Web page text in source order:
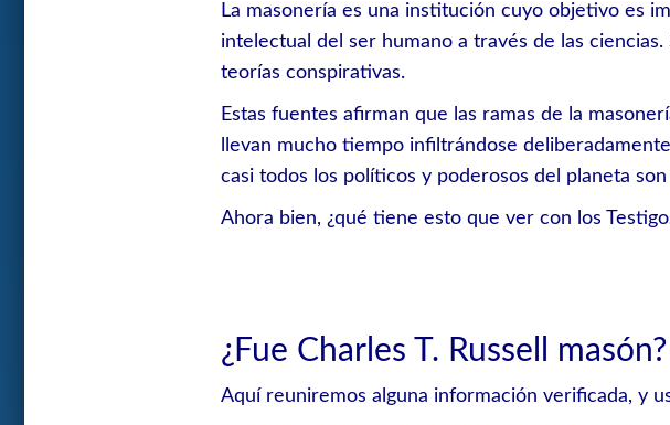
La masonería es una institución cuyo objetivo es
intelectual del ser humano a través de las
teorías conspirativas.
Estas fuentes afirman que las ramas de la
llevan mucho tiempo infiltrándose
casi todos los políticos y poderosos del planeta
Ahora bien, ¿qué tiene esto que ver con los
¿Fue Charles T. Russell masón?
Aquí reuniremos alguna información verificada, y